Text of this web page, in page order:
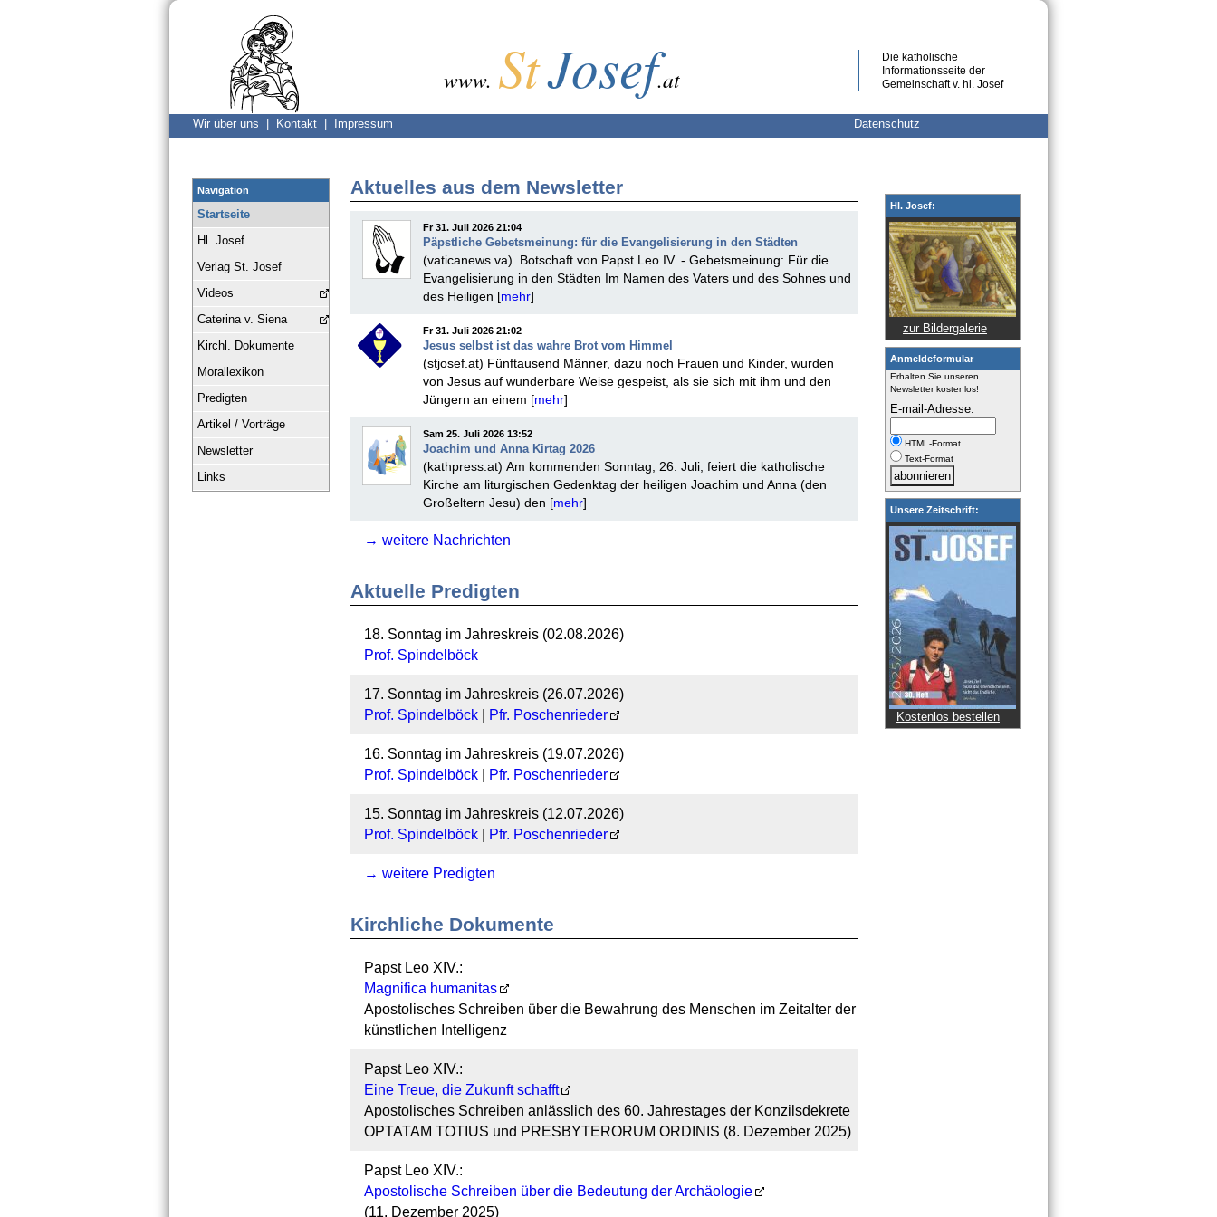
www. StJosef.at
Die katholische
Informationsseite der
Gemeinschaft v. hl. Josef
Wir über uns | Kontakt | Impressum Datenschutz
Navigation
Startseite
Hl. Josef
Verlag St. Josef
Videos
Caterina v. Siena
Kirchl. Dokumente
Morallexikon
Predigten
Artikel / Vorträge
Newsletter
Links
Hl. Josef:
zur Bildergalerie
Anmeldeformular
Erhalten Sie unseren
Newsletter kostenlos!
E-mail-Adresse:
HTML-Format
Text-Format
Unsere Zeitschrift:
Kostenlos bestellen
Aktuelles aus dem Newsletter
Fr 31. Juli 2026 21:04
Päpstliche Gebetsmeinung: für die Evangelisierung in den Städten
(vaticanews.va) Botschaft von Papst Leo IV. - Gebetsmeinung: Für die
Evangelisierung in den Städten Im Namen des Vaters und des Sohnes und
des Heiligen [mehr]
Fr 31. Juli 2026 21:02
Jesus selbst ist das wahre Brot vom Himmel
(stjosef.at) Fünftausend Männer, dazu noch Frauen und Kinder, wurden
von Jesus auf wunderbare Weise gespeist, als sie sich mit ihm und den
Jüngern an einem [mehr]
Sam 25. Juli 2026 13:52
Joachim und Anna Kirtag 2026
(kathpress.at) Am kommenden Sonntag, 26. Juli, feiert die katholische
Kirche am liturgischen Gedenktag der heiligen Joachim und Anna (den
Großeltern Jesu) den [mehr]
→ weitere Nachrichten
Aktuelle Predigten
18. Sonntag im Jahreskreis (02.08.2026)
Prof. Spindelböck
17. Sonntag im Jahreskreis (26.07.2026)
Prof. Spindelböck
Pfr. Poschenrieder
16. Sonntag im Jahreskreis (19.07.2026)
Prof. Spindelböck
Pfr. Poschenrieder
15. Sonntag im Jahreskreis (12.07.2026)
Prof. Spindelböck
Pfr. Poschenrieder
→ weitere Predigten
Kirchliche Dokumente
Papst Leo XIV.:
Magnifica humanitas
Apostolisches Schreiben über die Bewahrung des Menschen im Zeitalter der
künstlichen Intelligenz
Papst Leo XIV.:
Eine Treue, die Zukunft schafft
Apostolisches Schreiben anlässlich des 60. Jahrestages der Konzilsdekrete
OPTATAM TOTIUS und PRESBYTERORUM ORDINIS (8. Dezember 2025)
Papst Leo XIV.:
Apostolische Schreiben über die Bedeutung der Archäologie
(11. Dezember 2025)